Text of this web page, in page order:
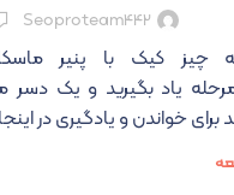
Seoproteam442
چیز کیک با پنیر
یاد بگیرید و یک
برای خواندن و یادگیری در